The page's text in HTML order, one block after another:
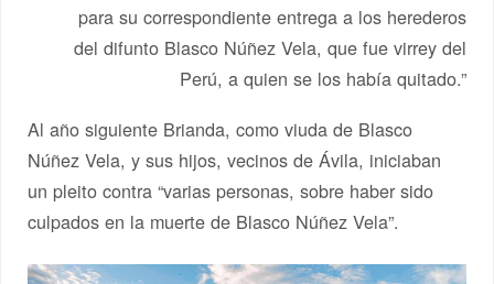
para su correspondiente entrega a los herederos
del difunto Blasco Núñez Vela, que fue virrey del
Perú, a quien se los había quitado.”
Al año siguiente Brianda, como viuda de Blasco
Núñez Vela, y sus hijos, vecinos de Ávila, iniciaban
un pleito contra “varias personas, sobre haber sido
culpados en la muerte de Blasco Núñez Vela”.